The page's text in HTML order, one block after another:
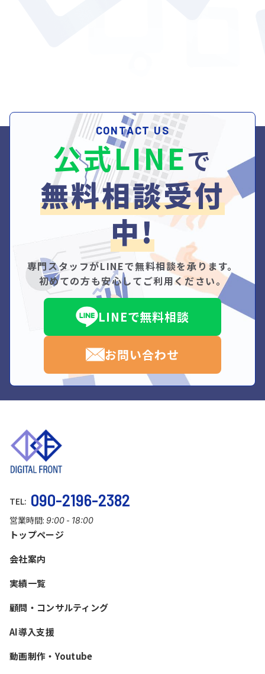
CONTACT US
公式LINEで
無料相談受付
中!
専門スタッフがLINEで無料相談を承ります。
初めての方も安心してご利用ください。
LINEで無料相談
お問い合わせ
TEL: 090-2196-2382
営業時間: 9:00 - 18:00
トップページ
会社案内
実績一覧
顧問・コンサルティング
AI導入支援
動画制作・Youtube